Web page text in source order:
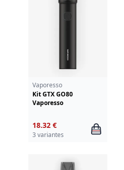
Vaporesso
Kit GTX GO80
Vaporesso
18.32 €
3 variantes